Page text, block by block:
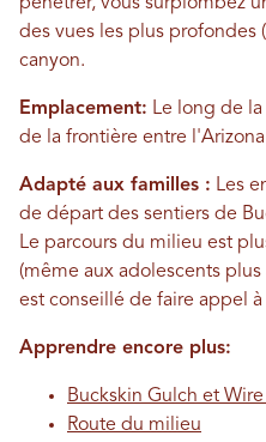
des vues les plus profondes
canyon.
Emplacement: Le long de
de la frontière entre
Adapté aux familles : Les
de départ des sentiers de
Le parcours du milieu est
(même aux adolescents plus
est conseillé de faire appel
Apprendre encore plus:
Buckskin Gulch et Wire
Route du milieu